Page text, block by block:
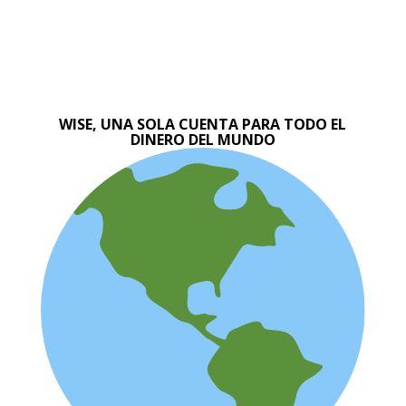
WISE, UNA SOLA CUENTA PARA TODO EL
DINERO DEL MUNDO